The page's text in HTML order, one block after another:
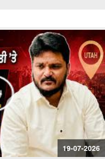
19-07-2026